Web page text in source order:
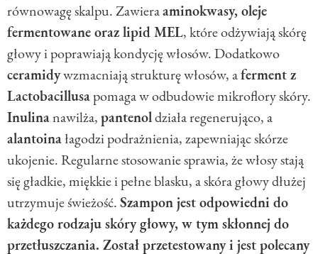
równowagę skalpu. Zawieraaminokwasy, oleje
fermentowane oraz lipid MEL, które odżywiają skórę
głowy i poprawiają kondycję włosów. Dodatkowo
ceramidywzmacniają strukturę włosów, aferment z
Lactobacillusapomaga w odbudowie mikroflory skóry.
Inulinanawilża,pantenoldziała regenerująco, a
alantoinałagodzi podrażnienia, zapewniając skórze
ukojenie. Regularne stosowanie sprawia, że włosy stają
się gładkie, miękkie i pełne blasku, a skóra głowy dłużej
utrzymuje świeżość.Szampon jest odpowiedni do
każdego rodzaju skóry głowy, w tym skłonnej do
przetłuszczania. Został przetestowany i jest polecany